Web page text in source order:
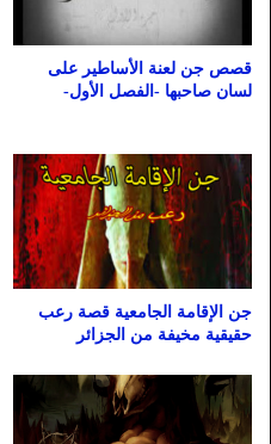
قصص جن لعنة الأساطير على
لسان صاحبها -الفصل الأول-
جن الإقامة الجامعية قصة رعب
حقيقية مخيفة من الجزائر